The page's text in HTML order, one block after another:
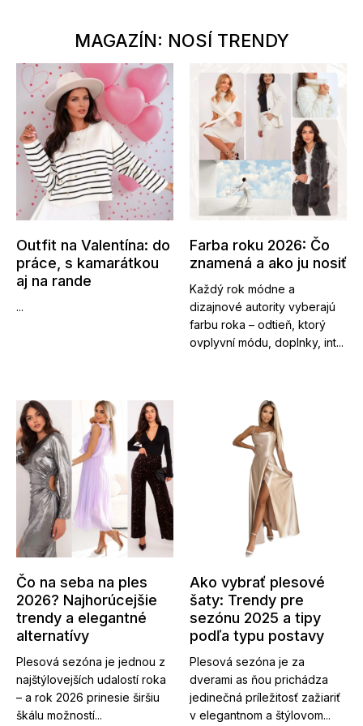
MAGAZÍN: NOSÍ TRENDY
Outfit na Valentína: do
práce, s kamarátkou
aj na rande
...
Farba roku 2026: Čo
znamená a ako ju nosiť
Každý rok módne a
dizajnové autority vyberajú
farbu roka – odtieň, ktorý
ovplyvní módu, doplnky, int...
Čo na seba na ples
2026? Najhorúcejšie
trendy a elegantné
alternatívy
Plesová sezóna je jednou z
najštýlovejších udalostí roka
– a rok 2026 prinesie širšiu
škálu možností...
Ako vybrať plesové
šaty: Trendy pre
sezónu 2025 a tipy
podľa typu postavy
Plesová sezóna je za
dverami as ňou prichádza
jedinečná príležitosť zažiariť
v elegantnom a štýlovom...